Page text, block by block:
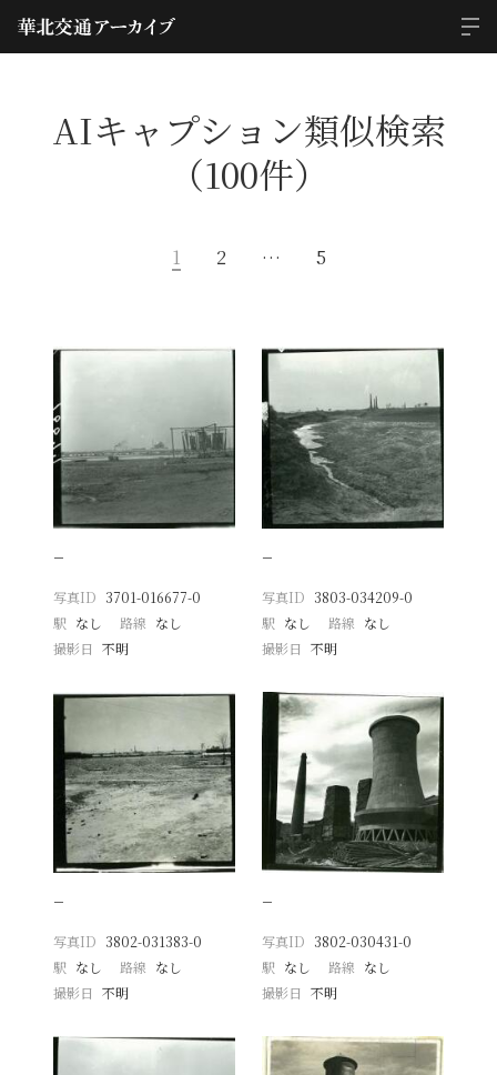
AIキャプション類似検索
（100件）
1 2 … 5
−
写真ID 3701-016677-0
駅 なし 路線 なし
撮影日
不明
−
写真ID 3803-034209-0
駅 なし 路線 なし
撮影日 不明
−
写真ID 3802-031383-0
駅 なし 路線 なし
撮影日
不明
−
写真ID 3802-030431-0
駅 なし 路線 なし
撮影日 不明